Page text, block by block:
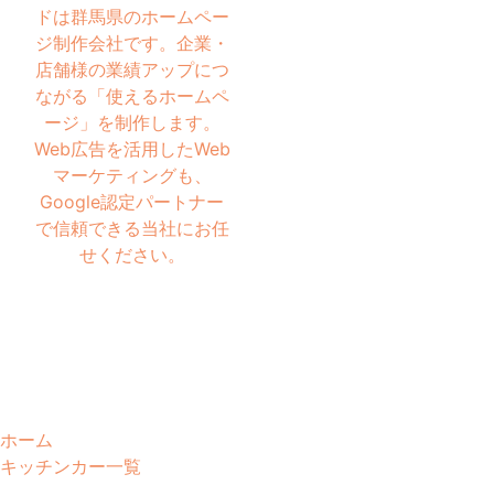
ドは群馬県のホームペー
ジ制作会社です。企業・
店舗様の業績アップにつ
ながる「使えるホームペ
ージ」を制作します。
Web広告を活用したWeb
マーケティングも、
Google認定パートナー
で信頼できる当社にお任
せください。
ホーム
キッチンカー一覧